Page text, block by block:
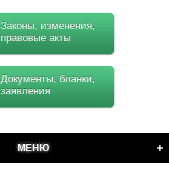
Законы, изменения,
правовые акты
Документы, бланки,
заявления
МЕНЮ